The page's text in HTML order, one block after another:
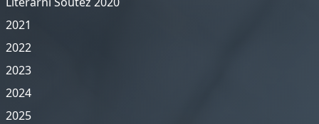
2021
2022
2023
2024
2025